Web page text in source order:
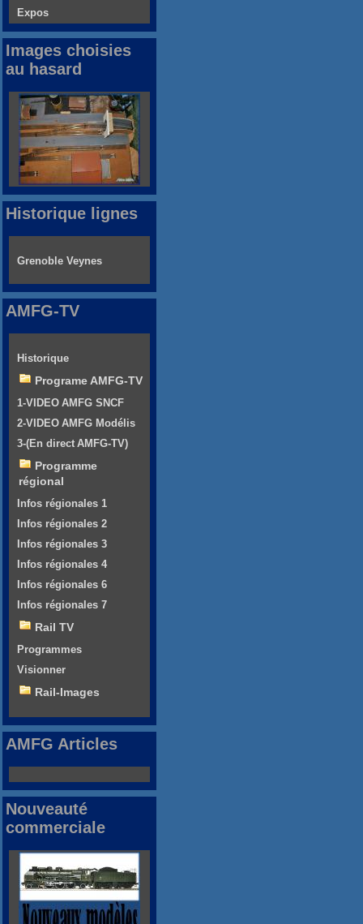
Expos
Images choisies
au hasard
Historique lignes
Grenoble Veynes
AMFG-TV
Historique
Programe AMFG-TV
1-VIDEO AMFG SNCF
2-VIDEO AMFG Modélis
3-(En direct AMFG-TV)
Programme
régional
Infos régionales 1
Infos régionales 2
Infos régionales 3
Infos régionales 4
Infos régionales 6
Infos régionales 7
Rail TV
Programmes
Visionner
Rail-Images
AMFG Articles
Nouveauté
commerciale